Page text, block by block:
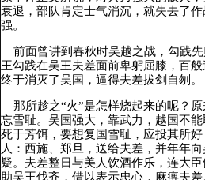
衰退，部队肯定士气消沉，就失去了
强。
前面曾讲到春秋时吴越之战，勾践
王勾践在吴王夫差面前卑躬屈膝，百
终于消灭了吴国，逼得夫差拔剑自刎。
那所趁之“火”是怎样烧起来的呢？
忘雪耻。吴国强大，靠武力，越国不
死于芳饵，要想复国雪耻，应投其所
人：西施、郑旦，送给夫差，并年年
疑。夫差整日与美人饮酒作乐，连大
助吴王伐齐，借以表示忠心，麻痹夫